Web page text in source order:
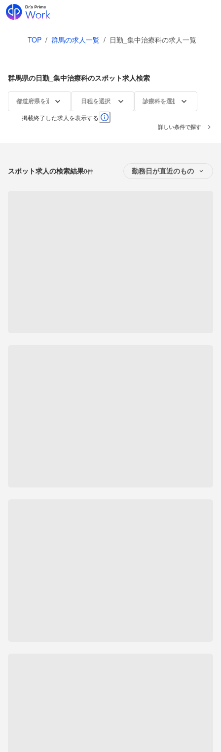
TOP / 群馬の求人一覧 / 日勤_集中治療科の求人一覧
群馬県の日勤_集中治療科のスポット求人検索
都道府県を選択 日程を選択 診療科を選択
掲載終了した求人を表示する
詳しい条件で探す
スポット求人の検索結果0件 勤務日が直近のもの